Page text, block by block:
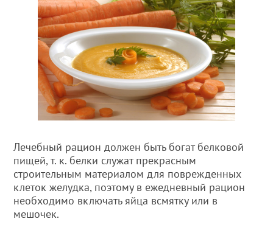
Лечебный рацион должен быть богат белковой
пищей, т. к. белки служат прекрасным
строительным материалом для поврежденных
клеток желудка, поэтому в ежедневный рацион
необходимо включать яйца всмятку или в
мешочек.